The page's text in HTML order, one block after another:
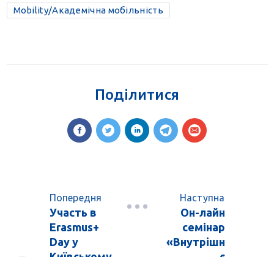
Mobility/Академічна мобільність
Поділитися
Попередня
Участь в
Erasmus+
Day у
Наступна
Он-лайн
семінар
«Внутрішн